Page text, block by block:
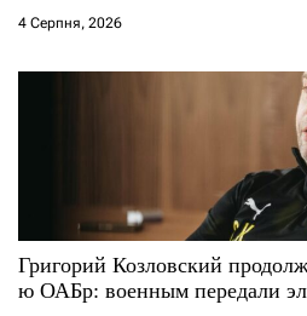
4 Серпня, 2026
Григорий Козловский
ю ОАБр: военным передали